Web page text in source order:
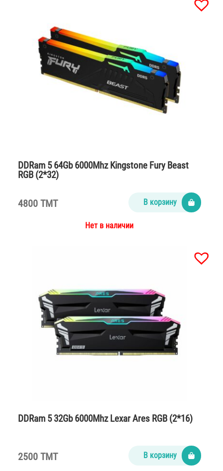
DDRam 5 64Gb 6000Mhz Kingstone Fury Beast
RGB (2*32)
4800 TMT В корзину
Нет в наличии
DDRam 5 32Gb 6000Mhz Lexar Ares RGB (2*16)
2500 TMT В корзину